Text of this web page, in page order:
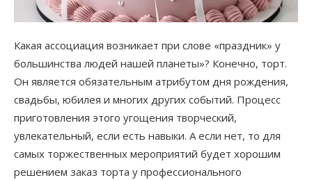
Какая ассоциация возникает при слове «праздник» у
большинства людей нашей планеты»? Конечно, торт.
Он является обязательным атрибутом дня рождения,
свадьбы, юбилея и многих других событий. Процесс
приготовления этого угощения творческий,
увлекательный, если есть навыки. А если нет, то для
самых торжественных мероприятий будет хорошим
решением заказ торта у профессионального